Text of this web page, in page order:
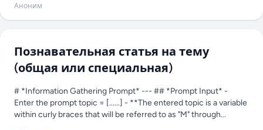
Аноним
Познавательная статья на тему
(общая или специальная)
# *Information Gathering Prompt* --- ## *Prompt Input* -
Enter the prompt topic = [......] - **The entered topic is a variable
within curly braces that will be referred to as "M" through...